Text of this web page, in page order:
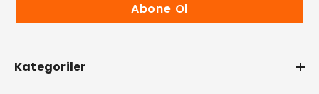
Abone Ol
Kategoriler